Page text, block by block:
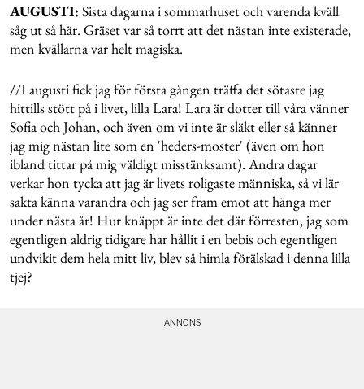
AUGUSTI: Sista dagarna i sommarhuset och varenda kväll
såg ut så här. Gräset var så torrt att det nästan inte existerade,
men kvällarna var helt magiska.
//I augusti fick jag för första gången träffa det sötaste jag
hittills stött på i livet, lilla Lara! Lara är dotter till våra vänner
Sofia och Johan, och även om vi inte är släkt eller så känner
jag mig nästan lite som en 'heders-moster' (även om hon
ibland tittar på mig väldigt misstänksamt). Andra dagar
verkar hon tycka att jag är livets roligaste människa, så vi lär
sakta känna varandra och jag ser fram emot att hänga mer
under nästa år! Hur knäppt är inte det där förresten, jag som
egentligen aldrig tidigare har hållit i en bebis och egentligen
undvikit dem hela mitt liv, blev så himla förälskad i denna lilla
tjej?